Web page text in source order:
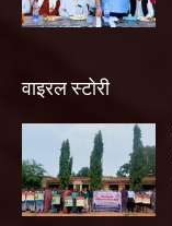
वाइरल स्टोरी